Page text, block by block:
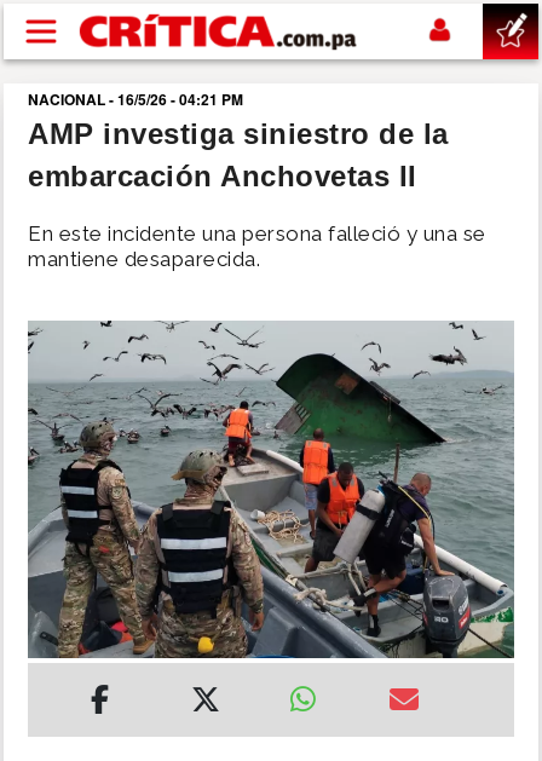
Pasar al contenido principal
buscar
SUCESOS
NACIONAL
SHOW
DEPORTES
MUNDO
INSÓLITAS
MULTIMEDIA
NACIONAL - 16/5/26 - 04:21 PM
AMP investiga siniestro de la
embarcación Anchovetas II
En este incidente una persona falleció y una se
mantiene desaparecida.